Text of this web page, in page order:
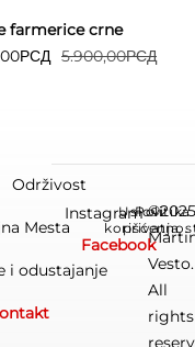
farmerice crne
5.900,00РСД
РСД
Održivost
Mesta
i odustajanje
Vesto.
All
rights
Instagram
Facebook
Uslovi
korišćenja
Politika